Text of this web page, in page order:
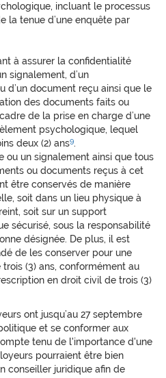
incluant le processus
la tenue d’une enquête par
à assurer la confidentialité
signalement, d’un
d’un document reçu ainsi que le
des documents faits ou
de la prise en charge d’une
psychologique, lequel
deux (2) ans9.
ou un signalement ainsi que tous
ou documents reçus à cet
être conservés de manière
soit dans un lieu physique à
soit sur un support
sécurisé, sous la responsabilité
désignée. De plus, il est
de les conserver pour une
trois (3) ans, conformément au
en droit civil de trois (3)
ont jusqu’au 27 septembre
et se conformer aux
tenu de l'importance d'une
pourraient être bien
conseiller juridique afin de